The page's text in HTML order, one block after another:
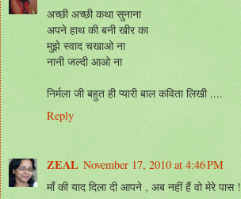
अच्छी अच्छी कथा सुनाना
अपने हाथ की बनी खीर का
मुझे स्वाद चखाओ ना
नानी जल्दी आओ ना
निर्मला जी बहुत ही प्यारी बाल कविता लिखी ....
Reply
ZEAL November 17, 2010 at 4:46 PM
माँ की याद दिला दी आपने , अब नहीं हैं वो मेरे पास !